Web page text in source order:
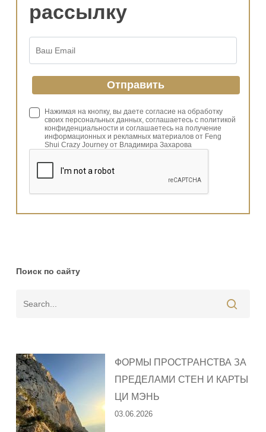
рассылку
Нажимая на кнопку, вы даете согласие на обработку
своих персональных данных, соглашаетесь с политикой
конфиденциальности и соглашаетесь на получение
информационных и рекламных материалов от Feng
Shui Crazy Journey от Владимира Захарова
Поиск по сайту
ФОРМЫ ПРОСТРАНСТВА ЗА
ПРЕДЕЛАМИ СТЕН И КАРТЫ
ЦИ МЭНЬ
03.06.2026